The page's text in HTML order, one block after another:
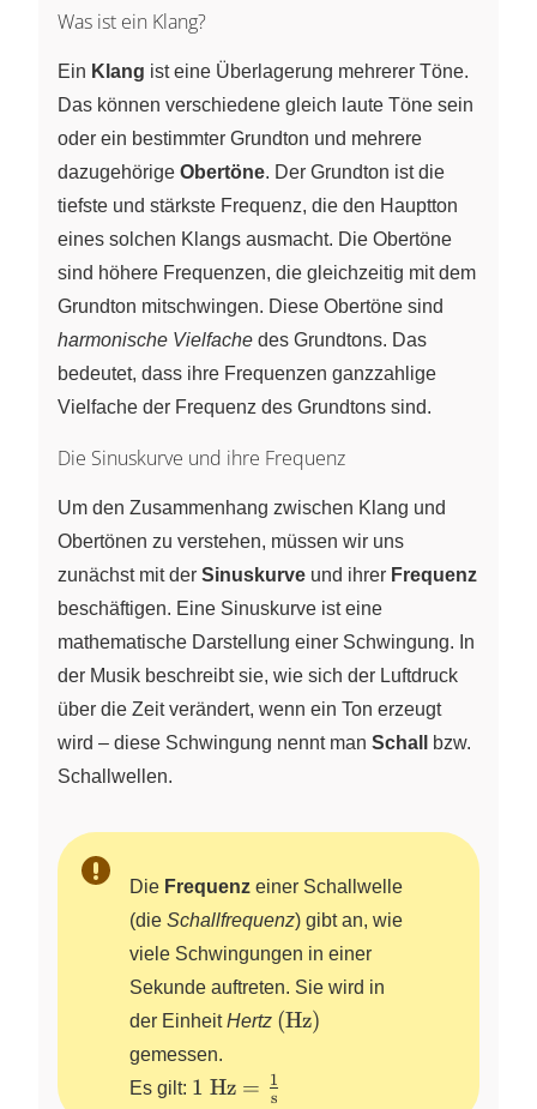
Was ist ein Klang?
Ein Klang ist eine Überlagerung mehrerer Töne.
Das können verschiedene gleich laute Töne sein
oder ein bestimmter Grundton und mehrere
dazugehörige Obertöne. Der Grundton ist die
tiefste und stärkste Frequenz, die den Hauptton
eines solchen Klangs ausmacht. Die Obertöne
sind höhere Frequenzen, die gleichzeitig mit dem
Grundton mitschwingen. Diese Obertöne sind
harmonische Vielfache des Grundtons. Das
bedeutet, dass ihre Frequenzen ganzzahlige
Vielfache der Frequenz des Grundtons sind.
Die Sinuskurve und ihre Frequenz
Um den Zusammenhang zwischen Klang und
Obertönen zu verstehen, müssen wir uns
zunächst mit der Sinuskurve und ihrer Frequenz
beschäftigen. Eine Sinuskurve ist eine
mathematische Darstellung einer Schwingung. In
der Musik beschreibt sie, wie sich der Luftdruck
über die Zeit verändert, wenn ein Ton erzeugt
wird – diese Schwingung nennt man Schall
bzw.
Schallwellen.
Die Frequenz einer Schallwelle
(die Schallfrequenz) gibt an, wie
viele Schwingungen in einer
Sekunde auftreten. Sie wird in
der EinheitHertz \left(
(Hz)
gemessen.
Es gilt: \pu{1
1 Hz = s
1